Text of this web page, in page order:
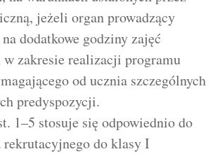
jeżeli organ prowadzący
dodatkowe godziny zajęć
w zakresie realizacji programu
od ucznia szczególnych
predyspozycji.
1–5 stosuje się odpowiednio do
rekrutacyjnego do klasy I